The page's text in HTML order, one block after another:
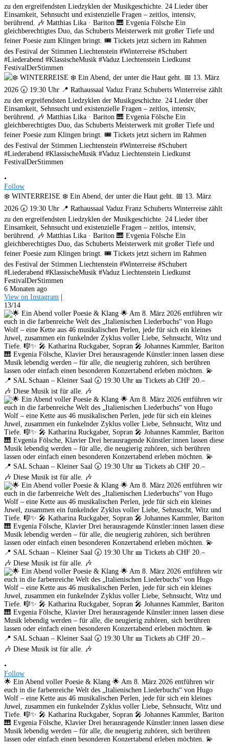
•
Follow
❄️ WINTERREISE ❄️ Ein Abend, der unter die Haut geht. 📅 13. März
2026 🕢 19:30 Uhr 📍 Rathaussaal Vaduz Franz Schuberts Winterreise zählt
zu den ergreifendsten Liedzyklen der Musikgeschichte. 24 Lieder über
Einsamkeit, Sehnsucht und existenzielle Fragen – zeitlos, intensiv,
berührend. 🎶 Matthias Lika · Bariton 🎹 Evgenia Fölsche Ein
gleichberechtigtes Duo, das Schuberts Meisterwerk mit großer Tiefe und
feiner Poesie zum Klingen bringt. 🎟️ Tickets jetzt sichern im Rahmen
des Festival der Stimmen Liechtenstein #Winterreise #Schubert
#Liederabend #KlassischeMusik #Vaduz Liechtenstein Liedkunst
FestivalDerStimmen
6 Monaten ago
View on Instagram
13/14
•
Follow
🌟 Ein Abend voller Poesie & Klang 🌟 Am 8. März 2026 entführen wir
euch in die farbenreiche Welt des „Italienischen Liederbuchs“ von Hugo
Wolf – eine Kette aus 46 musikalischen Perlen, jede für sich ein kleines
Juwel, zusammen ein funkelnder Zyklus voller Liebe, Sehnsucht, Witz und
Tiefe. 🎼✨ 🎤 Katharina Ruckgaber, Sopran 🎤 Johannes Kammler, Bariton
🎹 Evgenia Fölsche, Klavier Drei herausragende Künstler:innen lassen diese
Musik lebendig werden – für alle, die neugierig zuhören, sich berühren
lassen oder einfach einen besonderen Konzertabend erleben möchten. 💫